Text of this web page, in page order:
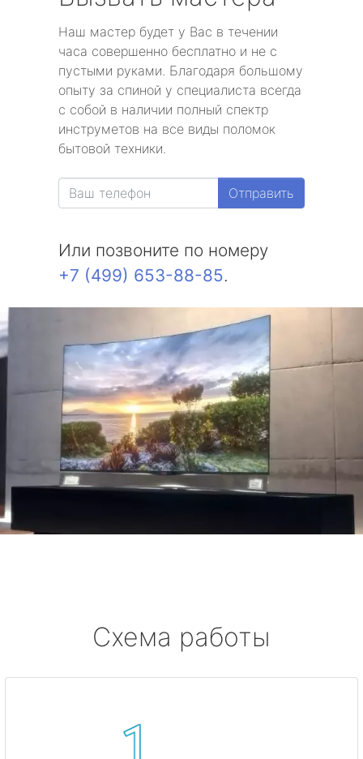
Наш мастер будет у Вас в течении
часа совершенно бесплатно и не с
пустыми руками. Благодаря большому
опыту за спиной у специалиста всегда
с собой в наличии полный спектр
инструметов на все виды поломок
бытовой техники.
Отправить
Или позвоните по номеру
+7 (499) 653-88-85.
Схема работы